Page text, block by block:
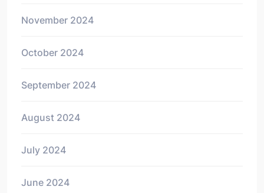
November 2024
October 2024
September 2024
August 2024
July 2024
June 2024